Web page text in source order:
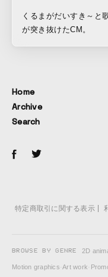
くるまがだいすき～と
が突き抜けたCM。
Home
Archive
Search
特定商取引に関する表示
BROWSE BY GENRE 2D
Motion graphics·Art work·